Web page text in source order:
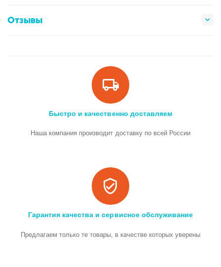
Отзывы
Быстро и качественно доставляем
Наша компания производит доставку по всей России
Гарантия качества и сервисное обслуживание
Предлагаем только те товары, в качестве которых уверены